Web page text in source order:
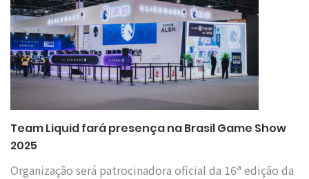
Team Liquid fará presença na Brasil Game Show
2025
Organização será patrocinadora oficial da 16ª edição da